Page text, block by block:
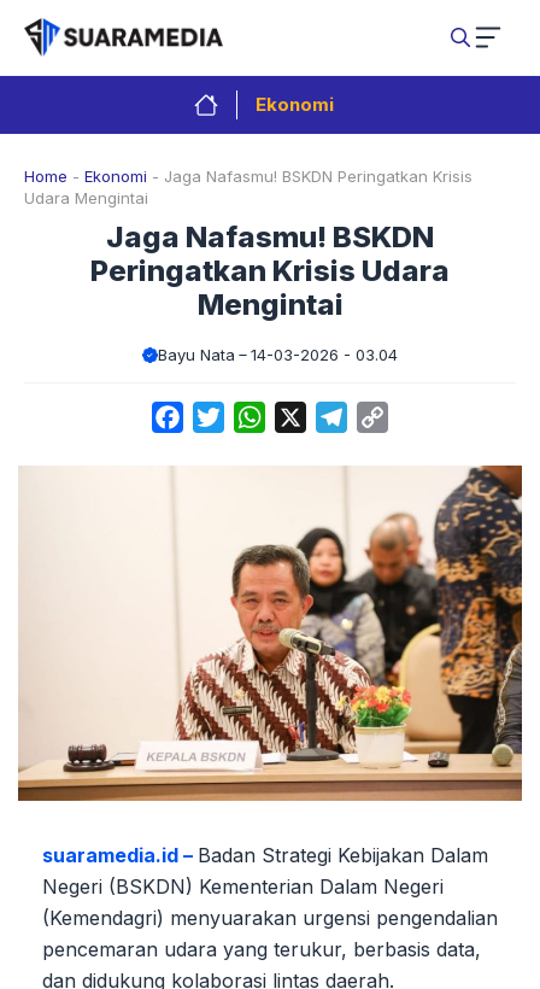
Langsung
isi
Ekonomi
Home - Ekonomi - Jaga Nafasmu! BSKDN Peringatkan Krisis
Udara Mengintai
Jaga Nafasmu! BSKDN
Peringatkan Krisis Udara
Mengintai
Bayu Nata 14-03-2026 - 03.04
FacebookTwitterWhatsApp Telegram
suaramedia.id – Badan Strategi Kebijakan Dalam
Negeri (BSKDN) Kementerian Dalam Negeri
(Kemendagri) menyuarakan urgensi pengendalian
pencemaran udara yang terukur, berbasis data,
dan didukung kolaborasi lintas daerah.